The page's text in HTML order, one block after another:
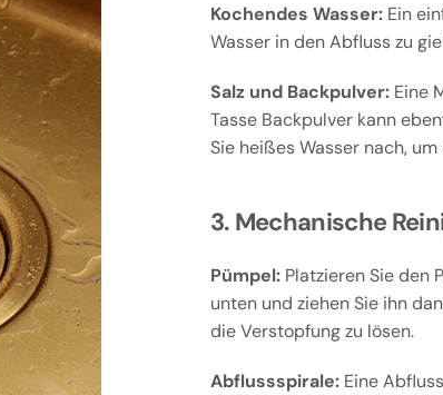
Kochendes Wasser:Ein
Wasser in den Abfluss zu
Salz und Backpulver:Eine
Tasse Backpulver kann
Sie heißes Wasser nach,
3. Mechanische
Pümpel:Platzieren Sie den
unten und ziehen Sie ihn
die Verstopfung zu lösen.
Abflussspirale:Eine